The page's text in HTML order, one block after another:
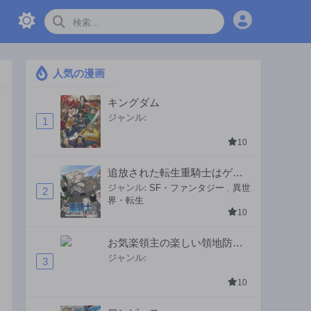
人気の漫画
1
キングダム
ジャンル:
10
2
追放された転生重騎士はゲー
ム知識で無双する
ジャンル: SF・ファンタジー
異世
界・転生
10
3
お気楽領主の楽しい領地防衛
〜生産系魔術で名もなき村を
ジャンル:
10